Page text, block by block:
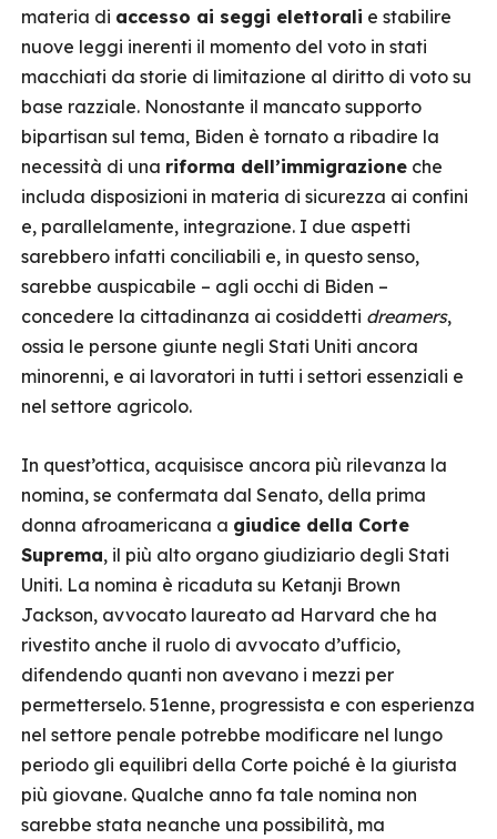
materia di accesso ai seggi elettorali e stabilire
nuove leggi inerenti il momento del voto in stati
macchiati da storie di limitazione al diritto di voto su
base razziale. Nonostante il mancato supporto
bipartisan sul tema, Biden è tornato a ribadire la
necessità di una riforma dell’immigrazione che
includa disposizioni in materia di sicurezza ai confini
e, parallelamente, integrazione. I due aspetti
sarebbero infatti conciliabili e, in questo senso,
sarebbe auspicabile – agli occhi di Biden –
concedere la cittadinanza ai cosiddetti dreamers,
ossia le persone giunte negli Stati Uniti ancora
minorenni, e ai lavoratori in tutti i settori essenziali e
nel settore agricolo.
In quest’ottica, acquisisce ancora più rilevanza la
nomina, se confermata dal Senato, della prima
donna afroamericana a giudice della Corte
Suprema, il più alto organo giudiziario degli Stati
Uniti. La nomina è ricaduta su Ketanji Brown
Jackson, avvocato laureato ad Harvard che ha
rivestito anche il ruolo di avvocato d’ufficio,
difendendo quanti non avevano i mezzi per
permetterselo. 51enne, progressista e con esperienza
nel settore penale potrebbe modificare nel lungo
periodo gli equilibri della Corte poiché è la giurista
più giovane. Qualche anno fa tale nomina non
sarebbe stata neanche una possibilità, ma